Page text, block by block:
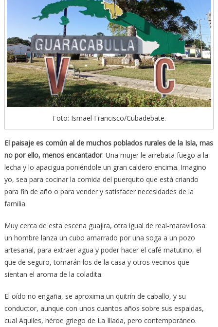
Foto: Ismael Francisco/Cubadebate.
El paisaje es común al de muchos poblados rurales de la Isla, mas
no por ello, menos encantador. Una mujer le arrebata fuego a la
lecha y lo apacigua poniéndole un gran caldero encima. Imagino
yo, sea para cocinar la comida del puerquito que está criando
para fin de año o para vender y satisfacer necesidades de la
familia.
Muy cerca de esta escena guajira, otra igual de real-maravillosa:
un hombre lanza un cubo amarrado por una soga a un pozo
artesanal, para extraer agua y poder hacer el café matutino, el
que de seguro, tomarán los de la casa y otros vecinos que
sientan el aroma de la coladita.
El oído no engaña, se aproxima un quitrín de caballo, y su
conductor, aunque con unos cuantos años sobre sus espaldas,
cual Aquiles, héroe griego de La Ilíada, pero contemporáneo.